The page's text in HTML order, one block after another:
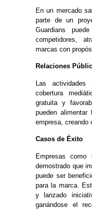
En un mercado
parte de un
Guardians
competidores,
marcas con
Relaciones
Las
cobertura
gratuita y
pueden
empresa, creando
Casos de Éxito
Empresas
demostrado que
puede ser
para la marca.
y lanzado
ganándose el